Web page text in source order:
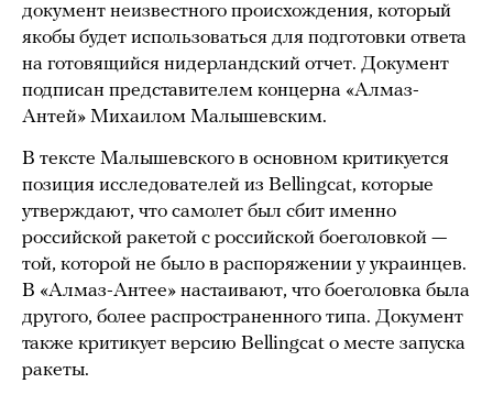
документ неизвестного происхождения, который
якобы будет использоваться для подготовки ответа
на готовящийся нидерландский отчет. Документ
подписан представителем концерна «Алмаз-
Антей» Михаилом Малышевским.
В тексте Малышевского в основном критикуется
позиция исследователей из Bellingcat, которые
утверждают, что самолет был сбит именно
российской ракетой с российской боеголовкой —
той, которой не было в распоряжении у украинцев.
В «Алмаз-Антее» настаивают, что боеголовка была
другого, более распространенного типа. Документ
также критикует версию Bellingcat о месте запуска
ракеты.